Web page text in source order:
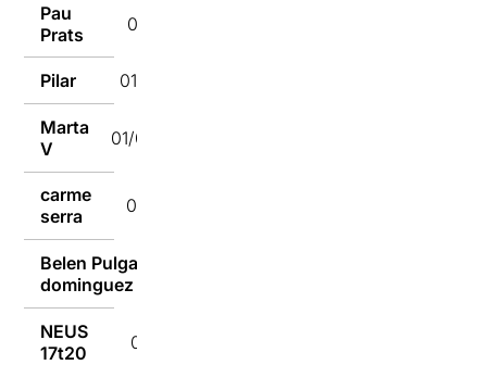
Pau
Prats
01/03/2023
Pilar 01/03/2023
Marta
V
01/03/2023
carme
serra
01/03/2023
Belen Pulgain
dominguez
NEUS
17t20
01/03/2023